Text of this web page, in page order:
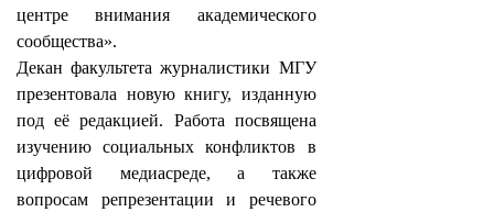
центре внимания академического
сообщества».
Декан факультета журналистики МГУ
презентовала новую книгу, изданную
под её редакцией. Работа посвящена
изучению социальных конфликтов в
цифровой медиасреде, а также
вопросам репрезентации и речевого